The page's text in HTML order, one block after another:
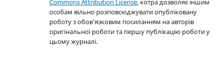
Commons Attribution License, котра дозволяє іншим
особам вільно розповсюджувати опубліковану
роботу з обов'язковим посиланням на авторів
оригінальної роботи та першу публікацію роботи у
цьому журналі.